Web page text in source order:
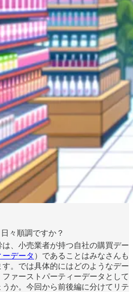
々順調ですか？
、小売業者が持つ自社の購買デー
データ ）であることはみなさんも
。では具体的にはどのようなデー
ァーストパーティーデータとして
か。今回から前後編に分けてリテ